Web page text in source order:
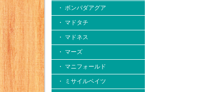
・ ボンバダアグア
・ マドタチ
・ マドネス
・ マーズ
・ マニフォールド
・ ミサイルベイツ